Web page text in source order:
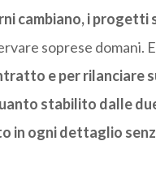
cambiano, i progetti
soprese domani.
e per rilanciare
stabilito dalle
in ogni dettaglio